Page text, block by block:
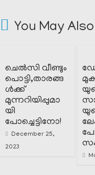
You May
ചെൽസി വീണ്ടും
പൊട്ടി,താരങ്ങ
ൾക്ക്
മുന്നറിയിപ്പുമാ
യി
പോച്ചെട്ടിനോ!
December 25,
2023